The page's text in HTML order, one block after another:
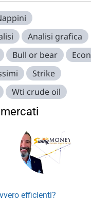
Analisi grafica
Bull or bear
Strike
Wti crude oil
efficienti?